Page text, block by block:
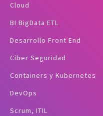
Cloud
BI BigData ETL
Desarrollo Front End
Ciber Seguridad
Containers y Kubernetes
DevOps
Scrum, ITIL